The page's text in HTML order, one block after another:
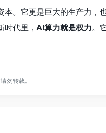
本。它更是巨大的生产力，
时代里， AI算力就是权力。
勿转载。